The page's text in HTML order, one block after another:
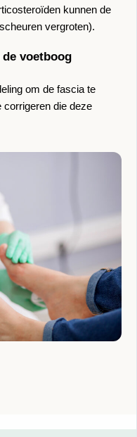
kunnen de
vergroten).
voetboog
om de fascia te
corrigeren die deze